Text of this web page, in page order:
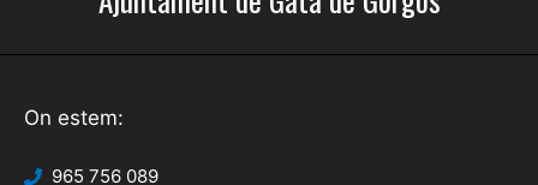
On estem:
965 756 089